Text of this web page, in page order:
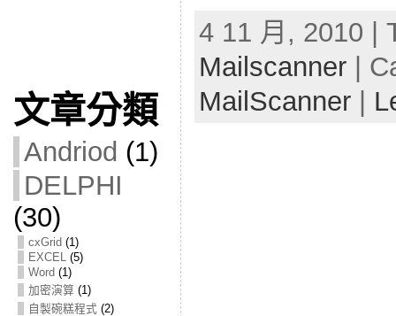
文章分類
Andriod (1)
DELPHI
(30)
cxGrid (1)
EXCEL(5)
Word (1)
加密演算(1)
自製碗糕程式(2)
4 11 月, 2010 |
Mailscanner|
MailScanner|